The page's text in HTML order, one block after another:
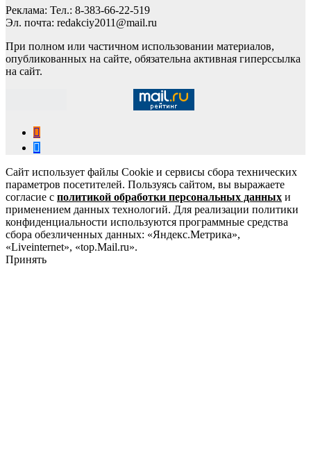
Реклама: Тел.: 8-383-66-22-519
Эл. почта: redakciy2011@mail.ru
При полном или частичном использовании материалов,
опубликованных на сайте, обязательна активная гиперссылка
на сайт.
Сайт использует файлы Cookie и сервисы сбора технических
параметров посетителей. Пользуясь сайтом, вы выражаете
согласие с политикой обработки персональных данных и
применением данных технологий. Для реализации политики
конфиденциальности используются программные средства
сбора обезличенных данных: «Яндекс.Метрика»,
«Liveinternet», «top.Mail.ru».
Принять